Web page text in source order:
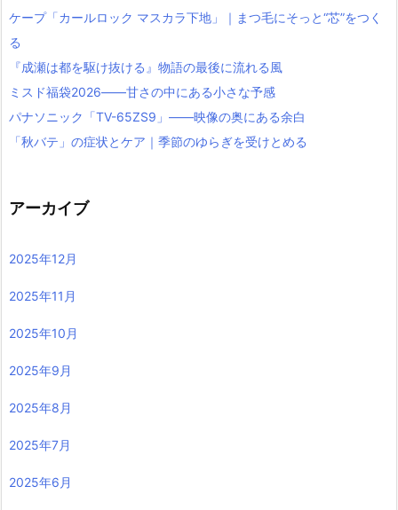
ケープ「カールロック マスカラ下地」｜まつ毛にそっと“芯”をつく
る
『成瀬は都を駆け抜ける』物語の最後に流れる風
ミスド福袋2026――甘さの中にある小さな予感
パナソニック「TV-65ZS9」――映像の奥にある余白
「秋バテ」の症状とケア｜季節のゆらぎを受けとめる
アーカイブ
2025年12月
2025年11月
2025年10月
2025年9月
2025年8月
2025年7月
2025年6月